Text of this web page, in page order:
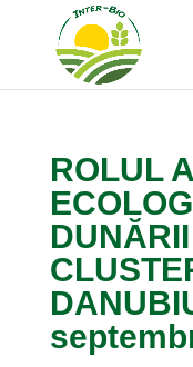
ROLUL